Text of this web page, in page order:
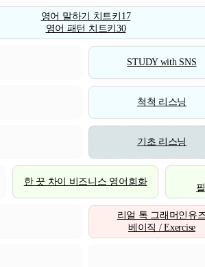
영어 말하기 치트키17
영어 패턴 치트키30
STUDY with SNS
척척 리스닝
기초 리스닝
한 끗 차이 비즈니스 영어회화
리얼 톡 그래머인유
베이직 / Exercise